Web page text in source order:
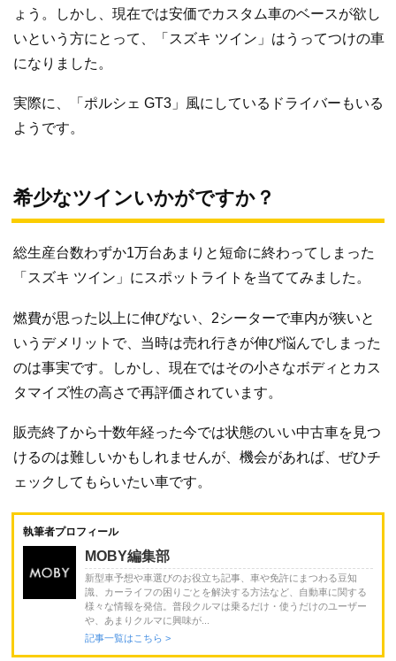
ょう。しかし、現在では安価でカスタム車のベースが欲し
いという方にとって、「スズキ ツイン」はうってつけの車
になりました。
実際に、「ポルシェ GT3」風にしているドライバーもいる
ようです。
希少なツインいかがですか？
総生産台数わずか1万台あまりと短命に終わってしまった
「スズキ ツイン」にスポットライトを当ててみました。
燃費が思った以上に伸びない、2シーターで車内が狭いと
いうデメリットで、当時は売れ行きが伸び悩んでしまった
のは事実です。しかし、現在ではその小さなボディとカス
タマイズ性の高さで再評価されています。
販売終了から十数年経った今では状態のいい中古車を見つ
けるのは難しいかもしれませんが、機会があれば、ぜひチ
ェックしてもらいたい車です。
執筆者プロフィール
MOBY編集部
新型車予想や車選びのお役立ち記事、車や免許にまつわる豆知
識、カーライフの困りごとを解決する方法など、自動車に関する
様々な情報を発信。普段クルマは乗るだけ・使うだけのユーザー
や、あまりクルマに興味が...
記事一覧はこちら >